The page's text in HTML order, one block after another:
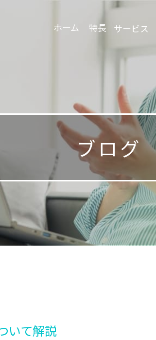
ホーム
特長 サービス
ブログ
いて解説